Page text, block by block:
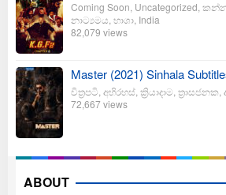
Coming Soon Uncategorized
නාට්‍යමය භාශා India
82,079 views
Master (2021) Sinhala
චිත්‍රපටි අභිරහස් ක්‍රියාදාම ත්‍රාසජනක
72,667 views
ABOUT